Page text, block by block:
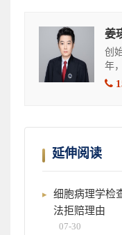
姜
创
年
延伸阅读
细胞病理学检
法拒赔理由
07-30